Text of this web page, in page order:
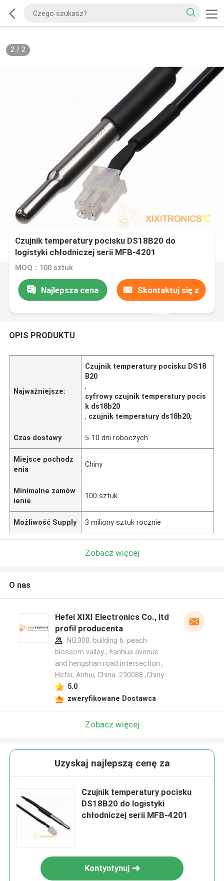
2/ 2
Czujnik temperatury pocisku DS18B20 do
logistyki chłodniczej serii MFB-4201
MOQ：100 sztuk
Najlepsza cena Skontaktuj się z
nami
OPIS PRODUKTU
Najważniejsze:
Czujnik temperatury pocisku DS18
B20
,
cyfrowy czujnik temperatury pocis
k ds18b20
, czujnik temperatury ds18b20;
Czas dostawy 5-10 dni roboczych
Miejsce pochodz
enia
Chiny
Minimalne zamów
ienie
100 sztuk
Możliwość Supply 3 miliony sztuk rocznie
Zobacz więcej
O nas
Hefei XIXI Electronics Co., ltd
profil producenta
NO.308, building 6, peach
blossom valley , Fanhua avenue
and hengshan road intersection ,
Hefei, Anhui, China. 230088 ,Chiny
5.0
zweryfikowane Dostawca
Zobacz więcej
Uzyskaj najlepszą cenę za
Czujnik temperatury pocisku
DS18B20 do logistyki
chłodniczej serii MFB-4201
Kontyntynuj